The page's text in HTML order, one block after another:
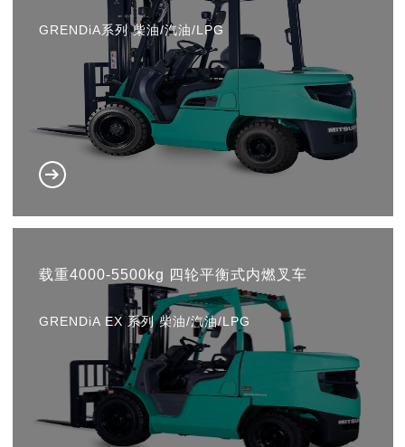
GRENDiA系列 柴油/汽油/LPG
载重4000-5500kg 四轮平衡式内燃叉车
GRENDiA EX 系列 柴油/汽油/LPG